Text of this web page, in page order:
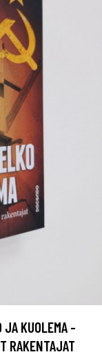
JA KUOLEMA -
RAKENTAJAT